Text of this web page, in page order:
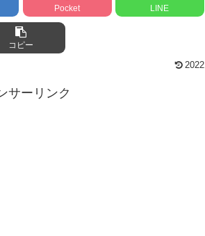
Pocket LINE
コピー
サーリンク